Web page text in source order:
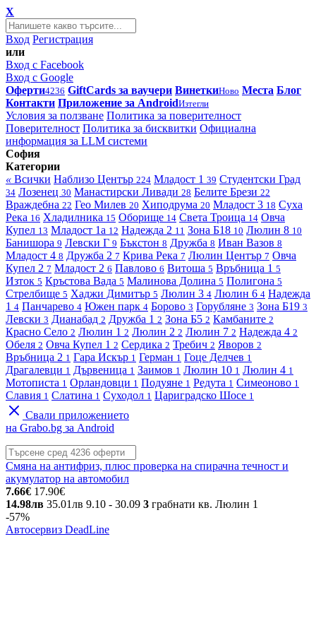
X
Вход Регистрация
или
Вход с Facebook
Вход с Google
Оферти4236 GiftCards за ваучери ВинеткиНово Места Блог
Контакти Приложение за AndroidИзтегли
Условия за ползване Политика за поверителност
Поверителност Политика за бисквитки Официална
информация за LLM системи
София
Категории
« Всички Наблизо Център 224 Младост 1 39 Студентски Град
34 Лозенец 30 Манастирски Ливади 28 Белите Брези 22
Враждебна 22 Гео Милев 20 Хиподрума 20 Младост 3 18 Суха
Река 16 Хладилника 15 Оборище 14 Света Троица 14 Овча
Купел 13 Младост 1а 12 Надежда 2 11 Зона Б18 10 Люлин 8 10
Банишора 9 Левски Г 9 Бъкстон 8 Дружба 8 Иван Вазов 8
Младост 4 8 Дружба 2 7 Крива Река 7 Люлин Център 7 Овча
Купел 2 7 Младост 2 6 Павлово 6 Витоша 5 Връбница 1 5
Изток 5 Кръстова Вада 5 Малинова Долина 5 Полигона 5
Стрелбище 5 Хаджи Димитър 5 Люлин 3 4 Люлин 6 4 Надежда
1 4 Панчарево 4 Южен парк 4 Борово 3 Горубляне 3 Зона Б19 3
Левски 3 Дианабад 2 Дружба 1 2 Зона Б5 2 Камбаните 2
Красно Село 2 Люлин 1 2 Люлин 2 2 Люлин 7 2 Надежда 4 2
Обеля 2 Овча Купел 1 2 Сердика 2 Требич 2 Яворов 2
Връбница 2 1 Гара Искър 1 Герман 1 Гоце Делчев 1
Драгалевци 1 Дървеница 1 Заимов 1 Люлин 10 1 Люлин 4 1
Мотописта 1 Орландовци 1 Подуяне 1 Редута 1 Симеоново 1
Славия 1 Слатина 1 Суходол 1 Цариградско Шосе 1
Свали приложението
на Grabo.bg за Android
Смяна на антифриз, плюс проверка на спирачна течност и
акумулатор на автомобил
7.66€ 17.90€
14.98лв 35.01лв 9.10 - 30.09 3 грабнати кв. Люлин 1
-57%
Автосервиз DeadLine